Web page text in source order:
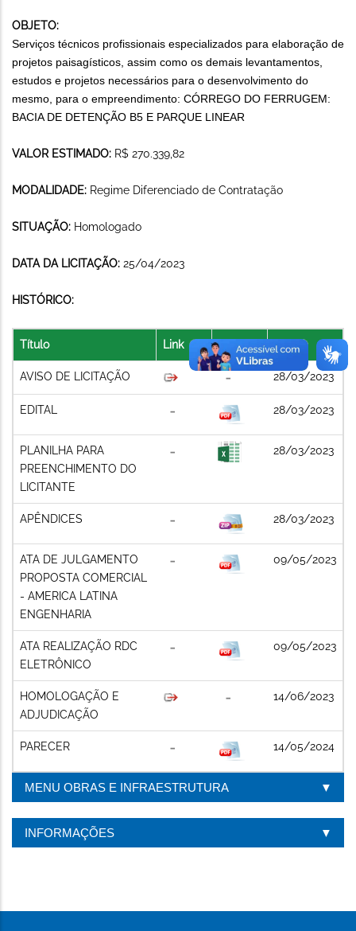
OBJETO:
Serviços técnicos profissionais especializados para elaboração de
projetos paisagísticos, assim como os demais levantamentos,
estudos e projetos necessários para o desenvolvimento do
mesmo, para o empreendimento: CÓRREGO DO FERRUGEM:
BACIA DE DETENÇÃO B5 E PARQUE LINEAR
VALOR ESTIMADO: R$ 270.339,82
MODALIDADE: Regime Diferenciado de Contratação
SITUAÇÃO: Homologado
DATA DA LICITAÇÃO: 25/04/2023
HISTÓRICO:
Título Link Arquivo Data
AVISO DE LICITAÇÃO 28/03/2023
EDITAL 28/03/2023
PLANILHA PARA
PREENCHIMENTO DO
LICITANTE
28/03/2023
APÊNDICES 28/03/2023
ATA DE JULGAMENTO
PROPOSTA COMERCIAL
- AMERICA LATINA
ENGENHARIA
09/05/2023
ATA REALIZAÇÃO RDC
ELETRÔNICO
09/05/2023
HOMOLOGAÇÃO E
ADJUDICAÇÃO
14/06/2023
PARECER 14/05/2024
MENU OBRAS E INFRAESTRUTURA
INFORMAÇÕES